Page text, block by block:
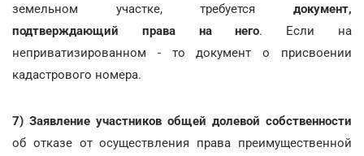
земельном участке, требуется документ,
подтверждающий права на него. Если на
неприватизированном - то документ о присвоении
кадастрового номера.
7) Заявление участников общей долевой собственности
об отказе от осуществления права преимущественной